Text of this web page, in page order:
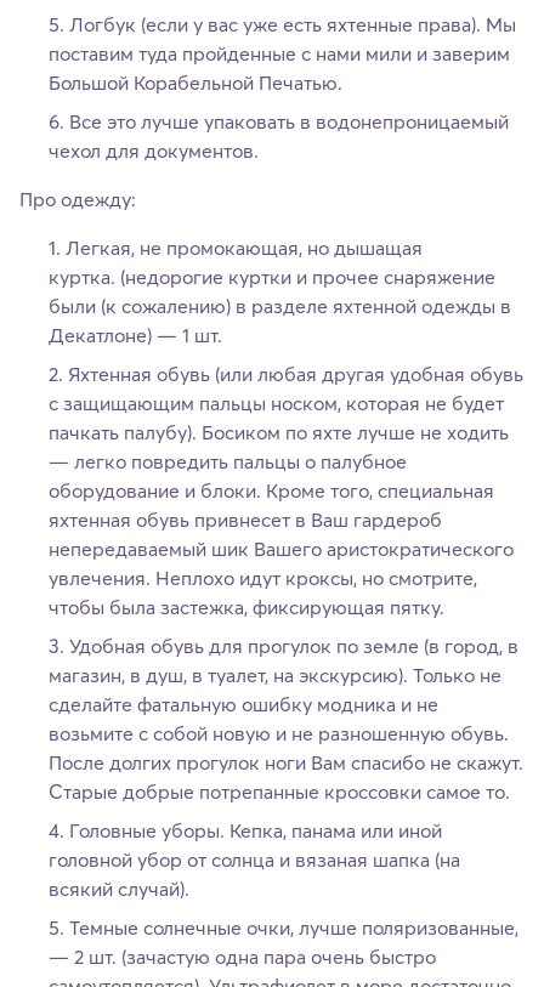
Логбук (если у вас уже есть яхтенные права). Мы
поставим туда пройденные с нами мили и заверим
Большой Корабельной Печатью.
Все это лучше упаковать в водонепроницаемый
чехол для документов.
Про одежду:
Легкая, не промокающая, но дышащая
куртка. (недорогие куртки и прочее снаряжение
были (к сожалению) в разделе яхтенной одежды в
Декатлоне) — 1 шт.
Яхтенная обувь (или любая другая удобная обувь
с защищающим пальцы носком, которая не будет
пачкать палубу). Босиком по яхте лучше не ходить
— легко повредить пальцы о палубное
оборудование и блоки. Кроме того, специальная
яхтенная обувь привнесет в Ваш гардероб
непередаваемый шик Вашего аристократического
увлечения. Неплохо идут кроксы, но смотрите,
чтобы была застежка, фиксирующая пятку.
Удобная обувь для прогулок по земле (в город, в
магазин, в душ, в туалет, на экскурсию). Только не
сделайте фатальную ошибку модника и не
возьмите с собой новую и не разношенную обувь.
После долгих прогулок ноги Вам спасибо не скажут.
Старые добрые потрепанные кроссовки самое то.
Головные уборы. Кепка, панама или иной
головной убор от солнца и вязаная шапка (на
всякий случай).
Темные солнечные очки, лучше поляризованные,
— 2 шт. (зачастую одна пара очень быстро